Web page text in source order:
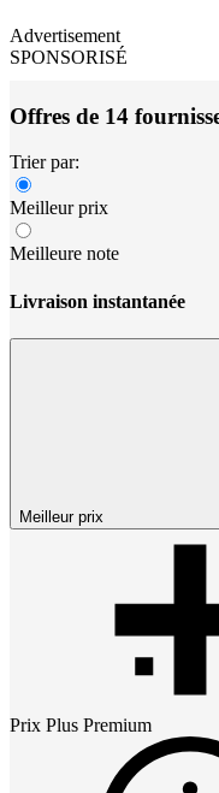
Advertisement
SPONSORISÉ
Offres de 14
Trier par:
Meilleur prix
Meilleure note
Livraison instantanée
Meilleur prix
Prix Plus Premium